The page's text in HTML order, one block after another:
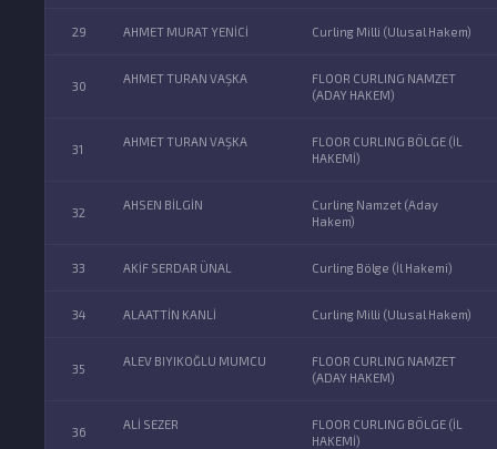
29 AHMET MURAT YENİCİ Curling Milli (Ulusal Hakem)
30
AHMET TURAN VAŞKA
FLOOR CURLING NAMZET
(ADAY HAKEM)
31
AHMET TURAN VAŞKA
FLOOR CURLING BÖLGE (İL
HAKEMİ)
32
AHSEN BİLGİN
Curling Namzet (Aday
Hakem)
33 AKİF SERDAR ÜNAL Curling Bölge (İl Hakemi)
34 ALAATTİN KANLİ Curling Milli (Ulusal Hakem)
35
ALEV BIYIKOĞLU MUMCU
FLOOR CURLING NAMZET
(ADAY HAKEM)
36
ALİ SEZER
FLOOR CURLING BÖLGE (İL
HAKEMİ)